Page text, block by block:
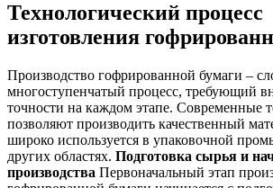
Технологический процесс
изготовления
Производство гофрированной бумаги –
многоступенчатый процесс, требующий
точности на каждом этапе. Современные
позволяют производить качественный
широко используется в упаковочной
других областях. Подготовка сырья и
производства Первоначальный этап